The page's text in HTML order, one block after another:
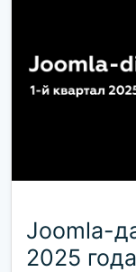
Joomla-
2025 года